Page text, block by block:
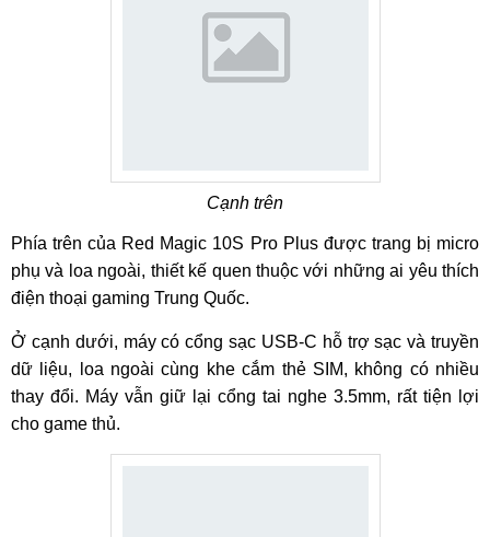
Cạnh trên
Phía trên của Red Magic 10S Pro Plus được trang bị micro
phụ và loa ngoài, thiết kế quen thuộc với những ai yêu thích
điện thoại gaming Trung Quốc.
Ở cạnh dưới, máy có cổng sạc USB-C hỗ trợ sạc và truyền
dữ liệu, loa ngoài cùng khe cắm thẻ SIM, không có nhiều
thay đổi. Máy vẫn giữ lại cổng tai nghe 3.5mm, rất tiện lợi
cho game thủ.